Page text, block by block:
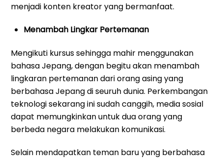
menjadi konten kreator yang bermanfaat.
Menambah Lingkar Pertemanan
Mengikuti kursus sehingga mahir menggunakan
bahasa Jepang, dengan begitu akan menambah
lingkaran pertemanan dari orang asing yang
berbahasa Jepang di seuruh dunia. Perkembangan
teknologi sekarang ini sudah canggih, media sosial
dapat memungkinkan untuk dua orang yang
berbeda negara melakukan komunikasi.
Selain mendapatkan teman baru yang berbahasa